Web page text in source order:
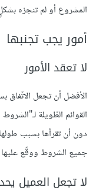
المشروع أو لم تنجزه
أمور يجب تجنبها
لا تعقد الأمور
الأفضل أن تجعل الاتّفاق
القوائم الطّويلة
دون أن تقرأها بسبب
جميع الشروط ووقّع
لا تجعل العميل